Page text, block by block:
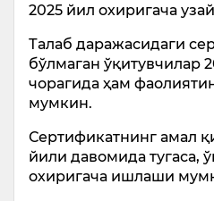
2025 йил охиригача
Талаб даражасидаги
бўлмаган ўқитувчилар
чорагида ҳам
мумкин.
Сертификатнинг амал
йили давомида тугаса,
охиригача ишлаши